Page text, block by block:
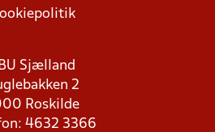
Sjælland
2
Roskilde
4632 3366